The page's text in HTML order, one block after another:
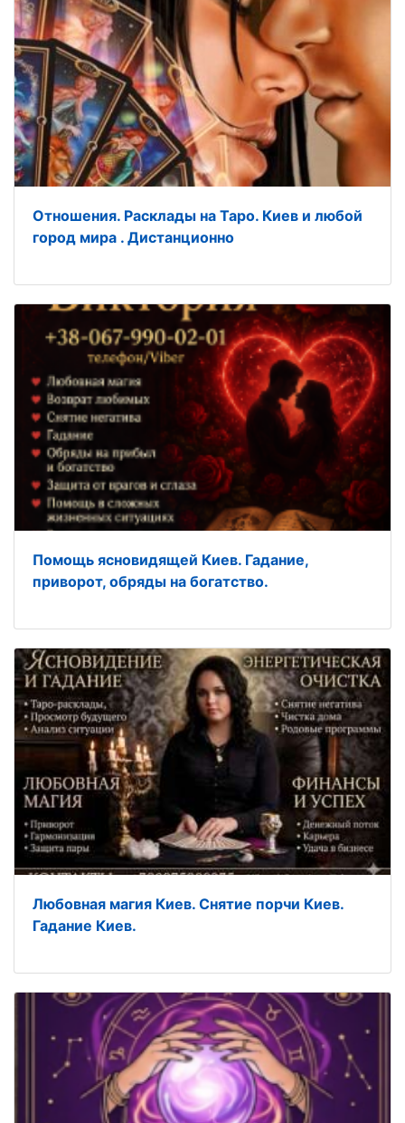
Отношения. Расклады на Таро. Киев и любой
город мира . Дистанционно
Помощь ясновидящей Киев. Гадание,
приворот, обряды на богатство.
Любовная магия Киев. Снятие порчи Киев.
Гадание Киев.